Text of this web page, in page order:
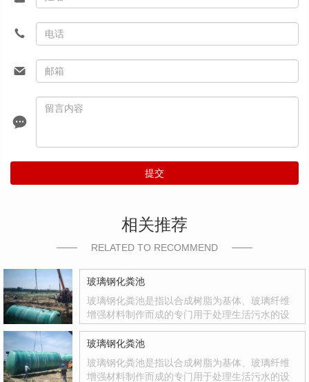
提交
相关推荐
RELATED TO RECOMMEND
玻璃钢化粪池
玻璃钢化粪池是指以合成树脂为基体、玻璃纤维
增强材料制作而成的专门用于处理生活污水的设
品，其质量轻、强度高、韧性好、耐腐蚀、色彩
鲜艳、光洁度达到镜面效果等优点
玻璃钢化粪池
玻璃钢化粪池是指以合成树脂为基体、玻璃纤维
增强材料制作而成的专门用于处理生活污水的设